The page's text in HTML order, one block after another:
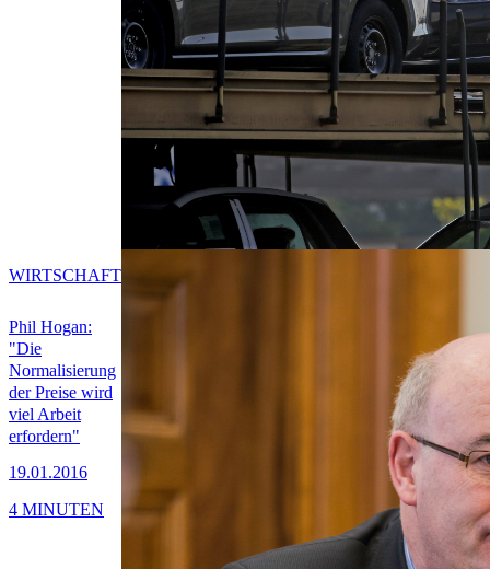
Phil Hogan:
"Die
Normalisierung
der Preise wird
viel Arbeit
erfordern"
19.01.2016
WIRTSCHAFT
4 MINUTEN